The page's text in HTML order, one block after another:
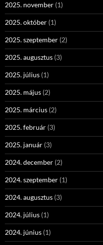
2025. november (1)
2025. október (1)
2025. szeptember (2)
2025. augusztus (3)
2025. július (1)
2025. május (2)
2025. március (2)
2025. február (3)
2025. január (3)
2024. december (2)
2024. szeptember (1)
2024. augusztus (3)
2024. július (1)
2024. június (1)